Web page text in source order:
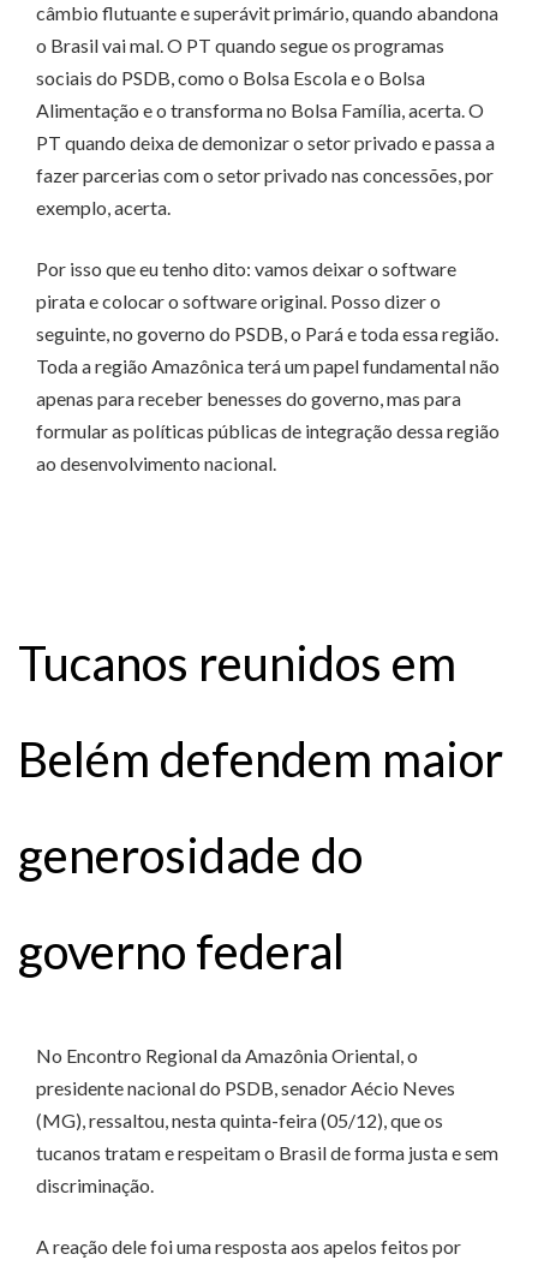
câmbio flutuante e superávit primário, quando abandona
o Brasil vai mal. O PT quando segue os programas
sociais do PSDB, como o Bolsa Escola e o Bolsa
Alimentação e o transforma no Bolsa Família, acerta. O
PT quando deixa de demonizar o setor privado e passa a
fazer parcerias com o setor privado nas concessões, por
exemplo, acerta.
Por isso que eu tenho dito: vamos deixar o software
pirata e colocar o software original. Posso dizer o
seguinte, no governo do PSDB, o Pará e toda essa região.
Toda a região Amazônica terá um papel fundamental não
apenas para receber benesses do governo, mas para
formular as políticas públicas de integração dessa região
ao desenvolvimento nacional.
Tucanos reunidos em
Belém defendem maior
generosidade do
governo federal
No Encontro Regional da Amazônia Oriental, o
presidente nacional do PSDB, senador Aécio Neves
(MG), ressaltou, nesta quinta-feira (05/12), que os
tucanos tratam e respeitam o Brasil de forma justa e sem
discriminação.
A reação dele foi uma resposta aos apelos feitos por